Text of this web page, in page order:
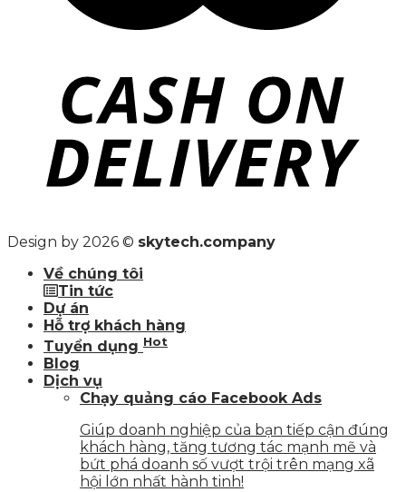
Design by 2026 © skytech.company
Về chúng tôi
Tin tức
Dự án
Hỗ trợ khách hàng
Tuyển dụng Hot
Blog
Dịch vụ
Chạy quảng cáo Facebook Ads
Giúp doanh nghiệp của bạn tiếp cận đúng
khách hàng, tăng tương tác mạnh mẽ và
bứt phá doanh số vượt trội trên mạng xã
hội lớn nhất hành tinh!